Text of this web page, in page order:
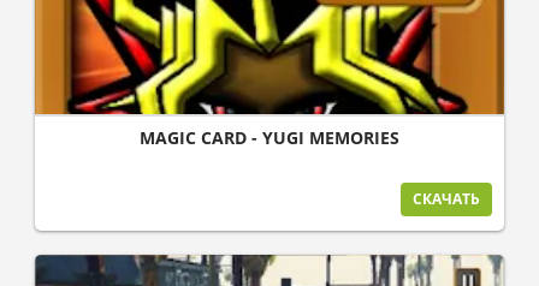
MAGIC CARD - YUGI MEMORIES
СКАЧАТЬ